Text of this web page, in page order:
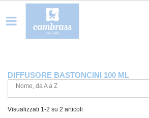
DIFFUSORE BASTONCINI 100 ML
Nome, da A a Z
Visualizzati 1-2 su 2 articoli